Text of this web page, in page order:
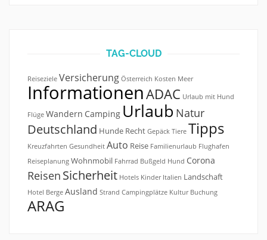
TAG-CLOUD
Reiseziele Versicherung Österreich Kosten Meer
InformationenADAC Urlaub mit Hund
Flüge Wandern Camping Urlaub Natur
Deutschland Hunde Recht Gepäck Tiere Tipps
Kreuzfahrten Gesundheit Auto Reise Familienurlaub Flughafen
Reiseplanung Wohnmobil Fahrrad Bußgeld Hund Corona
Reisen Sicherheit Hotels Kinder Italien Landschaft
Hotel Berge Ausland Strand Campingplätze Kultur Buchung
ARAG